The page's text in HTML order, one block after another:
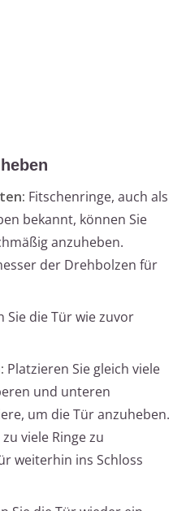
Fitschenringe, auch als
bekannt, können Sie
anzuheben.
der Drehbolzen für
Sie die Tür wie zuvor
Platzieren Sie gleich viele
und unteren
um die Tür anzuheben.
viele Ringe zu
weiterhin ins Schloss